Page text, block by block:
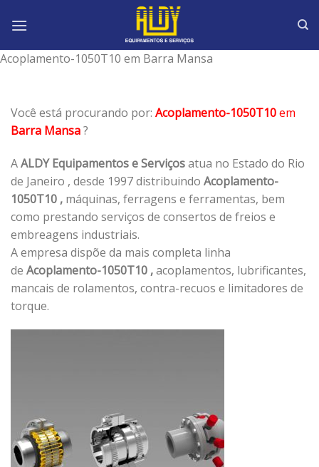
Acoplamento-1050T10 em Barra Mansa
Você está procurando por: Acoplamento-1050T10em
Barra Mansa?
AALDY Equipamentos e Serviçosatua no Estado do Rio
de Janeiro , desde 1997 distribuindo Acoplamento-
1050T10 , máquinas, ferragens e ferramentas, bem
como prestando serviços de consertos de freios e
embreagens industriais.
A empresa dispõe da mais completa linha
de Acoplamento-1050T10 ,acoplamentos, lubrificantes,
mancais de rolamentos, contra-recuos e limitadores de
torque.